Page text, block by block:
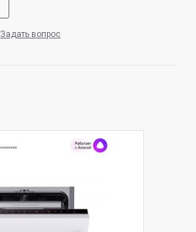
Задать вопрос